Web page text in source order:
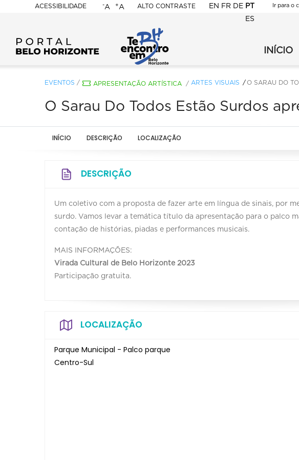
ACESSIBILIDADE
BELO
HORIZONTE
-A +A ALTO CONTRASTE EN FR DE PT
ES
Ir para o
-
Virada
-
Principal
INÍCIO
EVENTOS / APRESENTAÇÃO ARTÍSTICA / ARTES VISUAIS O SARAU DO
O Sarau Do Todos Estão Surdos
INÍCIO DESCRIÇÃO LOCALIZAÇÃO
DESCRIÇÃO
Um coletivo com a proposta de fazer arte em língua de sinais, por
surdo. Vamos levar a temática título da apresentação para o palco
contação de histórias, piadas e performances musicais.
MAIS INFORMAÇÕES:
Virada Cultural de Belo Horizonte 2023
Participação gratuita.
LOCALIZAÇÃO
Parque Municipal - Palco parque
Centro-Sul